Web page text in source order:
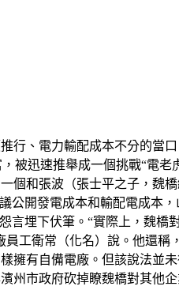
行、電力輸配成本不分的當
被迅速推舉成一個挑戰“電
個和張波（張士平之子，魏
公開發電成本和輸配電成本
言埋下伏筆。“實際上，魏
工衛常（化名）說。他還
擁有自備電廠。但該說法
州市政府砍掉瞭魏橋對其他